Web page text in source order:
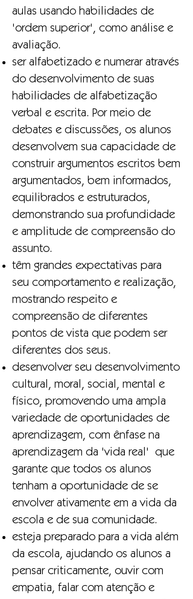
aulas usando habilidades de
'ordem superior', como análise e
avaliação.
ser alfabetizado e numerar através
do desenvolvimento de suas
habilidades de alfabetização
verbal e escrita. Por meio de
debates e discussões, os alunos
desenvolvem sua capacidade de
construir argumentos escritos bem
argumentados, bem informados,
equilibrados e estruturados,
demonstrando sua profundidade
e amplitude de compreensão do
assunto.
têm grandes expectativas para
seu comportamento e realização,
mostrando respeito e
compreensão de diferentes
pontos de vista que podem ser
diferentes dos seus.
desenvolver seu desenvolvimento
cultural, moral, social, mental e
físico, promovendo uma ampla
variedade de oportunidades de
aprendizagem, com ênfase na
aprendizagem da 'vida real' que
garante que todos os alunos
tenham a oportunidade de se
envolver ativamente em a vida da
escola e de sua comunidade.
esteja preparado para a vida além
da escola, ajudando os alunos a
pensar criticamente, ouvir com
empatia, falar com atenção e